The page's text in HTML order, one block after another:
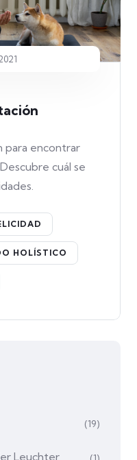
para encontrar
cuál se
HOLÍSTICO
(19)
Leuchter